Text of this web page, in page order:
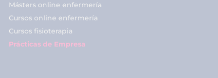
Másters online enfermería
Cursos online enfermería
Cursos fisioterapia
Prácticas de Empresa